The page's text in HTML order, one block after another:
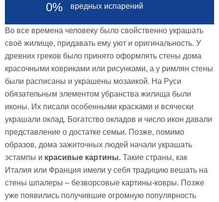
0% вредных испарений
Во все времена человеку было свойственно украшать
своё жилище, придавать ему уют и оригинальность. У
древних греков было принято оформлять стены дома
красочными ковриками или рисунками, а у римлян стены
были расписаны и украшены мозаикой. На Руси
обязательным элементом убранства жилища были
иконы. Их писали особенными красками и всячески
украшали оклад. Богатство окладов и число икон давали
представление о достатке семьи. Позже, помимо
образов, дома зажиточных людей начали украшать
эстампы и красивые картины. Такие страны, как
Италия или Франция имели у себя традицию вешать на
стены шпалеры – безворсовые картины-ковры. Позже
уже появились получившие огромную популярность